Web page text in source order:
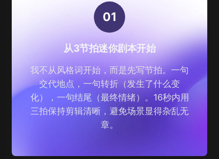
01
从3节拍迷你剧本开始
我不从风格词开始，而是先写节拍。一句
交代地点，一句转折（发生了什么变
化），一句结尾（最终情绪）。16秒内用
三拍保持剪辑清晰，避免场景显得杂乱无
章。